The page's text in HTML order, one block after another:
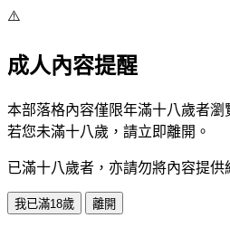
⚠️
成人內容提醒
本部落格內容僅限年滿十八歲者瀏
若您未滿十八歲，請立即離開。
已滿十八歲者，亦請勿將內容提供
我已滿18歲 離開